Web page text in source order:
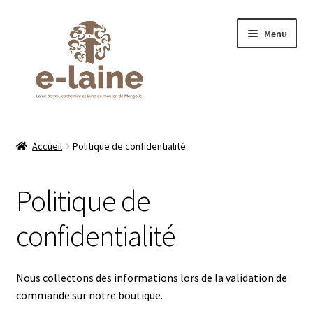
navigation
Menu
À propos de moi
Blog
Conseils d’entretien
Accueil Politique de confidentialité
Politique de
confidentialité
Nous collectons des informations lors de la validation de
commande sur notre boutique.